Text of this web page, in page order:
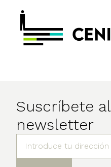
Suscríbete al
newsletter